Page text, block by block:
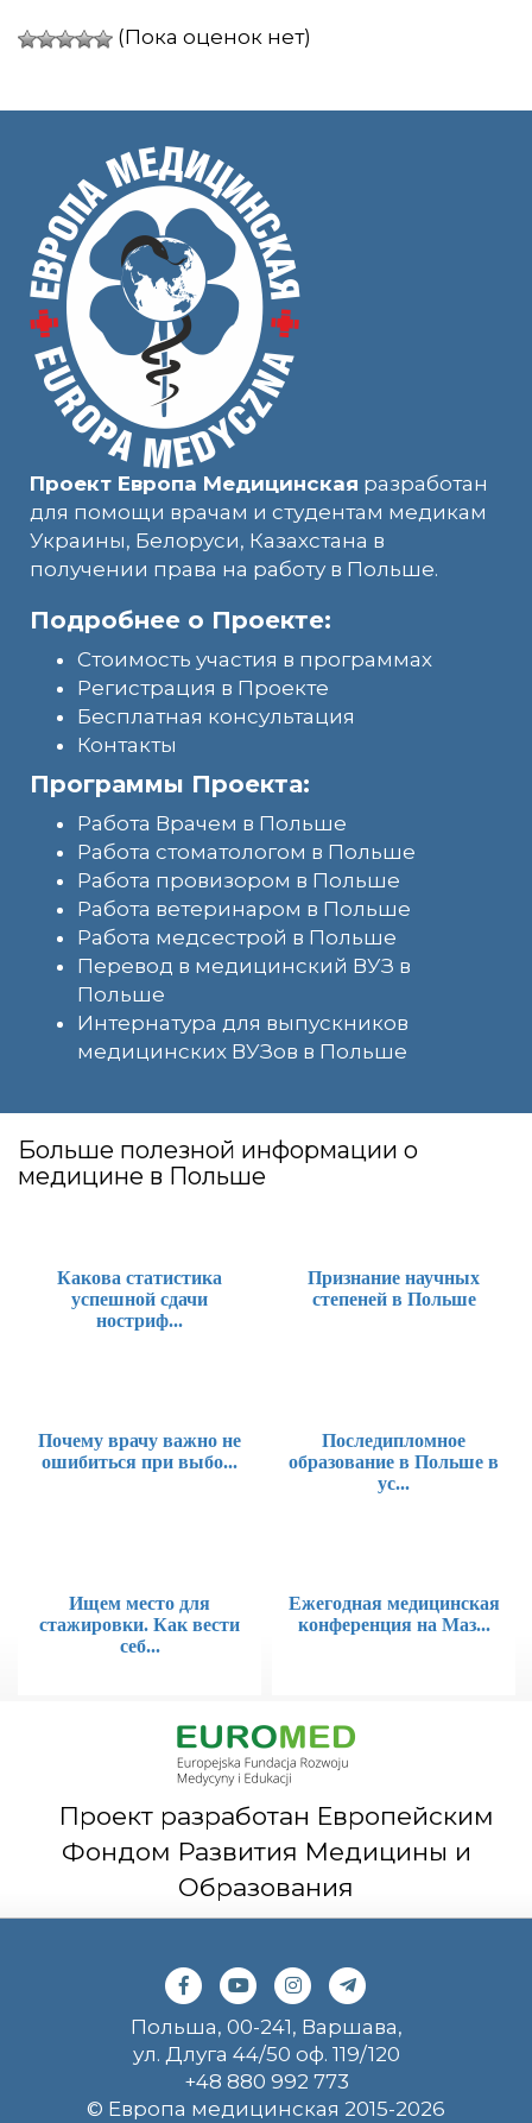
(Пока оценок нет)
Проект Европа Медицинская разработан
для помощи врачам и студентам медикам
Украины, Белоруси, Казахстана в
получении права на работу в Польше.
Подробнее о Проекте:
Стоимость участия в программах
Регистрация в Проекте
Бесплатная консультация
Контакты
Программы Проекта:
Работа Врачем в Польше
Работа стоматологом в Польше
Работа провизором в Польше
Работа ветеринаром в Польше
Работа медсестрой в Польше
Перевод в медицинский ВУЗ в
Польше
Интернатура для выпускников
медицинских ВУЗов в Польше
Больше полезной информации о
медицине в Польше
Какова статистика
успешной сдачи
ностриф...
Признание научных
степеней в Польше
Почему врачу важно не
ошибиться при выбо...
Последипломное
образование в Польше в
ус...
Ищем место для
стажировки. Как вести
себ...
Ежегодная медицинская
конференция на Маз...
Проект разработан Европейским
Фондом Развития Медицины и
Образования
Польша, 00-241, Варшава,
ул. Длуга 44/50 оф. 119/120
+48 880 992 773
© Европа медицинская 2015-2026